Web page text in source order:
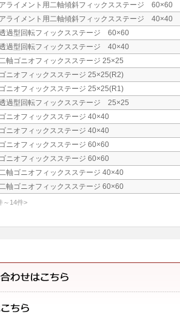
アライメント用二軸傾斜フィックスステージ 60×60
アライメント用二軸傾斜フィックスステージ 40×40
過型回転フィックスステージ 60×60
過型回転フィックスステージ 40×40
軸ゴニオフィックスステージ 25×25
ゴニオフィックスステージ 25×25(R2)
ゴニオフィックスステージ 25×25(R1)
過型回転フィックスステージ 25×25
ゴニオフィックスステージ 40×40
ゴニオフィックスステージ 40×40
ゴニオフィックスステージ 60×60
ゴニオフィックスステージ 60×60
軸ゴニオフィックスステージ 40×40
軸ゴニオフィックスステージ 60×60
～ 14件>